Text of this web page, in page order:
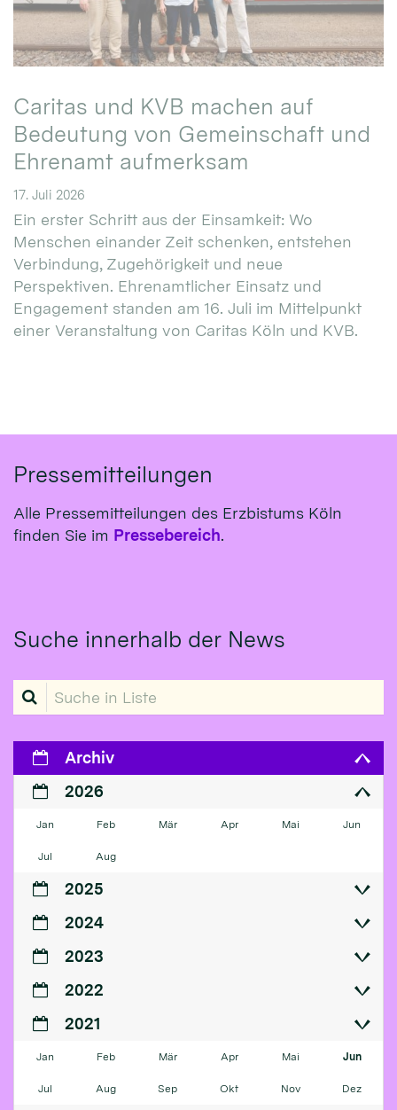
Caritas und KVB machen auf
Bedeutung von Gemeinschaft und
Ehrenamt aufmerksam
17. Juli 2026
Ein erster Schritt aus der Einsamkeit: Wo
Menschen einander Zeit schenken, entstehen
Verbindung, Zugehörigkeit und neue
Perspektiven. Ehrenamtlicher Einsatz und
Engagement standen am 16. Juli im Mittelpunkt
einer Veranstaltung von Caritas Köln und KVB.
Pressemitteilungen
Alle Pressemitteilungen des Erzbistums Köln
finden Sie im Pressebereich.
Suche innerhalb der News
Suche in Liste
Archiv
2026
Jan Feb Mär Apr Mai Jun
Jul Aug
2025
2024
2023
2022
2021
Jan Feb Mär Apr Mai Jun
Jul Aug Sep Okt Nov Dez